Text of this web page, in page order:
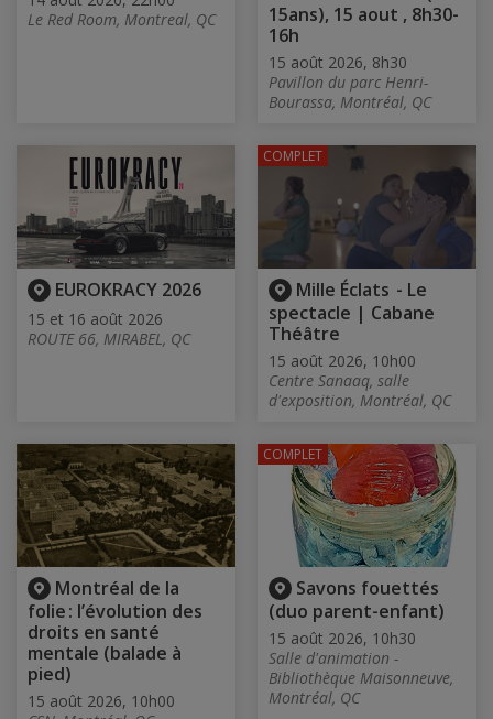
Le Red Room, Montreal, QC
15ans), 15 aout , 8h30-
16h
15 août 2026, 8h30
Pavillon du parc Henri-
Bourassa, Montréal, QC
EUROKRACY 2026
15 et 16 août 2026
ROUTE 66, MIRABEL, QC
Mille Éclats - Le
spectacle | Cabane
Théâtre
15 août 2026, 10h00
Centre Sanaaq, salle
d'exposition, Montréal, QC
COMPLET
Montréal de la
folie : l’évolution des
droits en santé
mentale (balade à
pied)
15 août 2026, 10h00
Savons fouettés
(duo parent-enfant)
15 août 2026, 10h30
Salle d'animation -
Bibliothèque Maisonneuve,
Montréal, QC
COMPLET